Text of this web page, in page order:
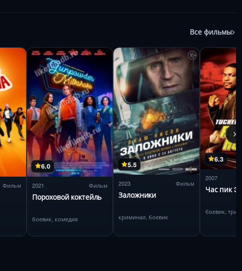
Все фильмы
Фильм
6.0
2021 Фильм
Пороховой коктейль
боевик, комедия
5.5
2023 Фильм
Заложники
криминал, боевик
6.3
2007
Час пик 3
боевик,